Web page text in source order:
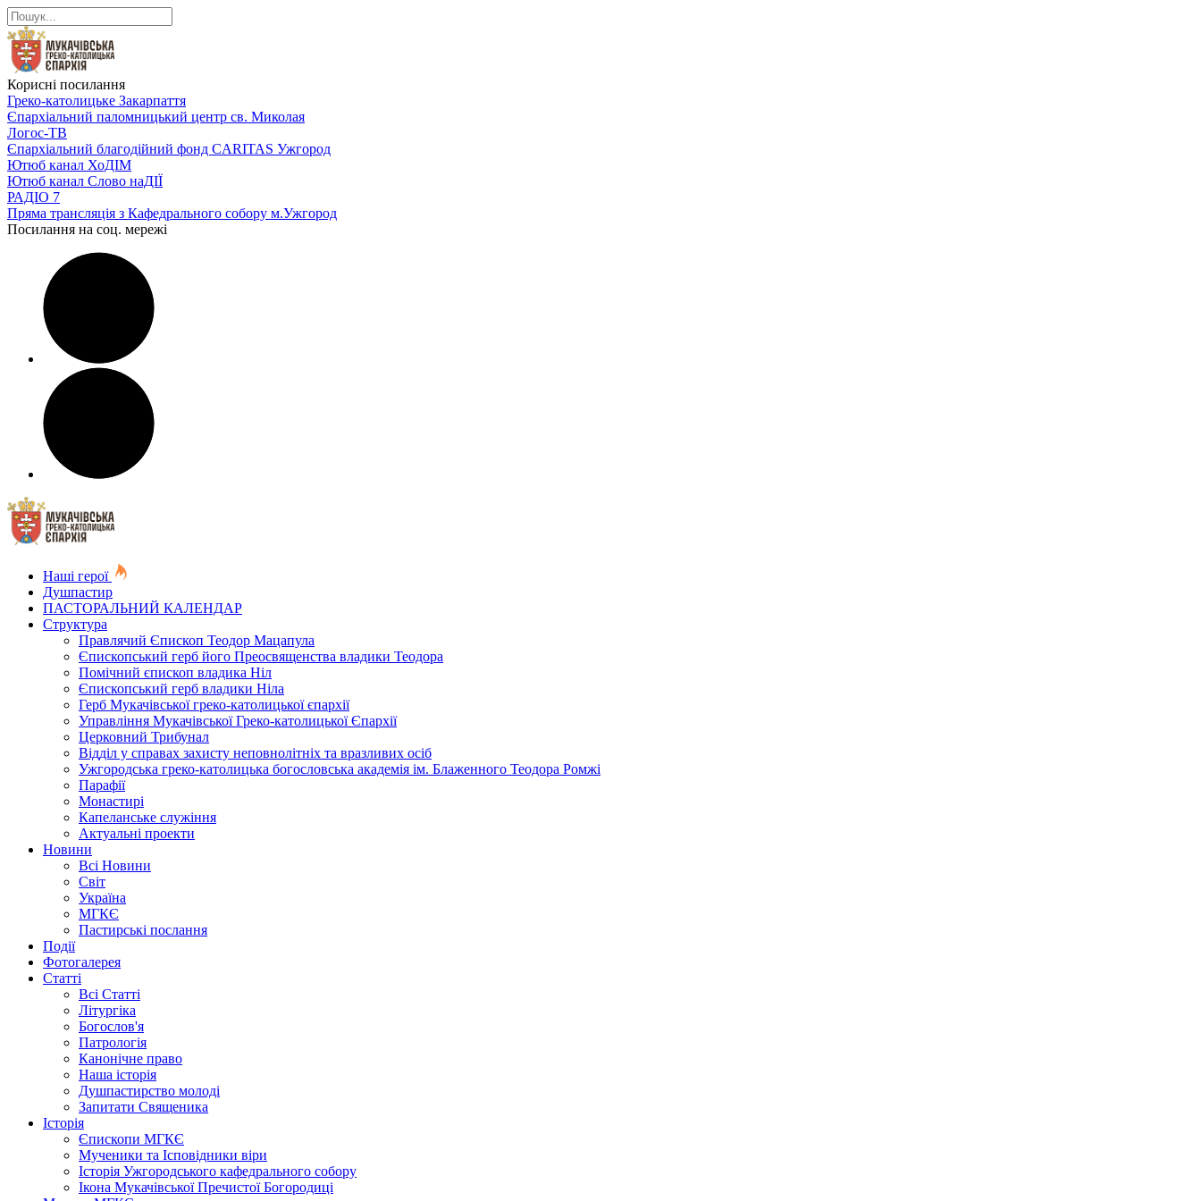
Корисні посилання
Греко-католицьке Закарпаття
Єпархіальний паломницький центр св. Миколая
Логос-ТВ
Єпархіальний благодійний фонд CARITAS Ужгород
Ютюб канал ХоДІМ
Ютюб канал Слово наДІЇ
РАДІО 7
Пряма трансляція з Кафедрального собору м.Ужгород
Посилання на соц. мережі
Наші герої
Душпастир
ПАСТОРАЛЬНИЙ КАЛЕНДАР
Структура
Правлячий Єпископ Теодор Мацапула
Єпископський герб його Преосвященства владики Теодора
Помічний єпископ владика Ніл
Єпископський герб владики Ніла
Герб Мукачівської греко-католицької єпархії
Управління Мукачівської Греко-католицької Єпархії
Церковний Трибунал
Відділ у справах захисту неповнолітніх та вразливих осіб
Ужгородська греко-католицька богословська академія ім. Блаженного Теодора Ромжі
Парафії
Монастирі
Капеланське служіння
Актуальні проекти
Новини
Всі Новини
Світ
Україна
МГКЄ
Пастирські послання
Події
Фотогалерея
Статті
Всі Статті
Літургіка
Богослов'я
Патрологія
Канонічне право
Наша історія
Душпастирство молоді
Запитати Священика
Історія
Єпископи МГКЄ
Мученики та Ісповідники віри
Історія Ужгородського кафедрального собору
Ікона Мукачівської Пречистої Богородиці